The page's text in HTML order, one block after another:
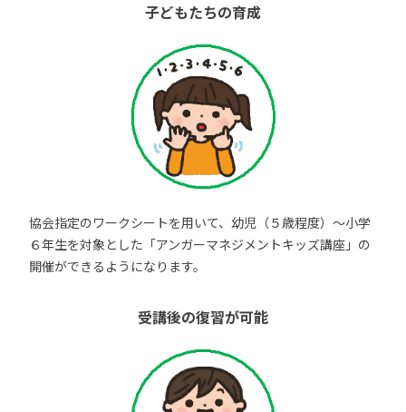
子どもたちの育成
協会指定のワークシートを用いて、幼児（５歳程度）～小学
６年生を対象とした「アンガーマネジメントキッズ講座」の
開催ができるようになります。
受講後の復習が可能